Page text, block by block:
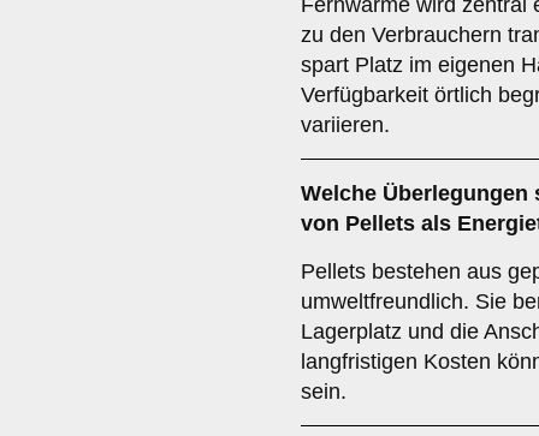
Fernwärme wird zentral
zu den Verbrauchern
spart Platz im eigenen
Verfügbarkeit örtlich
variieren.
Welche
von Pellets als
Pellets bestehen aus
umweltfreundlich. Sie
Lagerplatz und die
langfristigen Kosten
sein.